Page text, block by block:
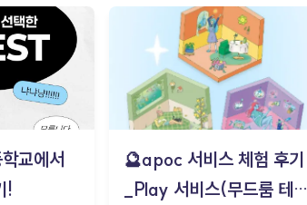
교에서
!
🔮apoc 서비스 체험 후기
_Play 서비스(무드룸 테스